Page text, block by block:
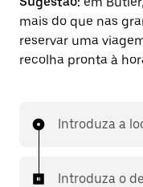
mais do que nas
reservar uma
recolha pronta à
Introduza a
Introduza o